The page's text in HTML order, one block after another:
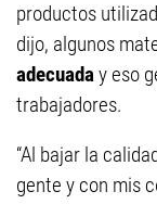
productos
dijo, algunos
adecuaday eso
trabajadores.
“Al bajar la
gente y con mis